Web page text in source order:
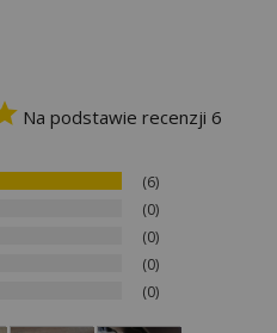
tempa. Aby zapewnić
Na podstawie recenzji 6
6
0
0
0
0